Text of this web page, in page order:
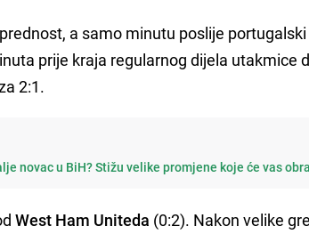
a samo minutu poslije
prije kraja regularnog dijela utakmice
2:1.
novac u BiH? Stižu velike promjene koje će vas
West Ham Uniteda (0:2). Nakon velike